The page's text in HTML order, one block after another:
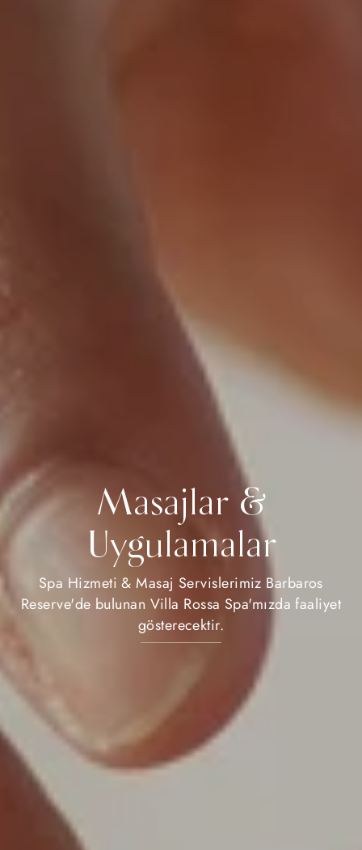
Masajlar &
Uygulamalar
Spa Hizmeti & Masaj Servislerimiz Barbaros
Reserve'de bulunan Villa Rossa Spa'mızda faaliyet
gösterecektir.